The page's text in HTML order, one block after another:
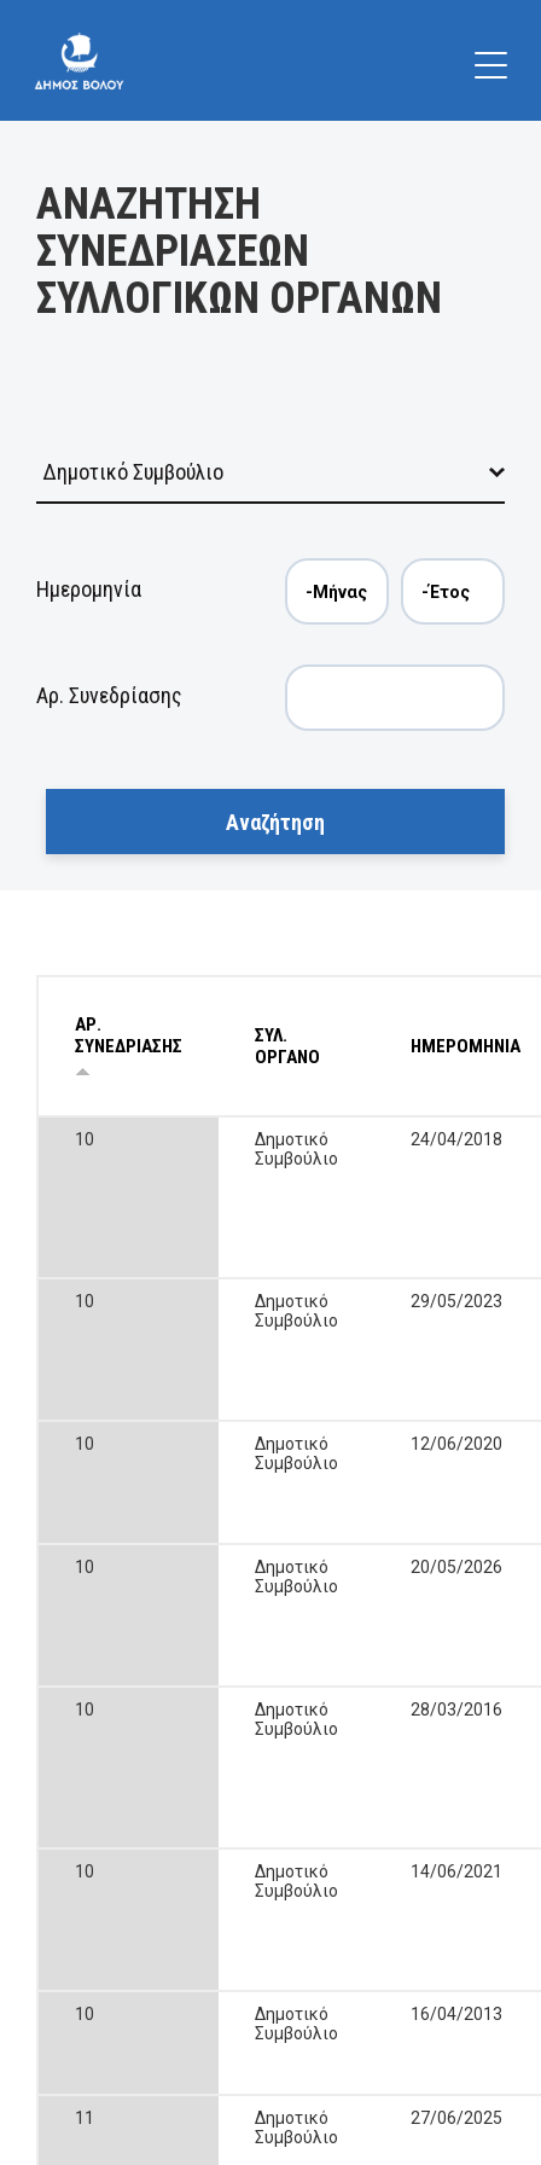
ΑΝΑΖΗΤΗΣΗ
ΣΥΝΕΔΡΙΑΣΕΩΝ
ΣΥΛΛΟΓΙΚΩΝ ΟΡΓΑΝΩΝ
Ημερομηνία
Αρ. Συνεδρίασης
ΑΡ.
ΣΥΝΕΔΡΙΑΣΗΣ
ΣΥΛ.
ΟΡΓΑΝΟ
ΗΜΕΡΟΜΗΝΙΑ
10
Δημοτικό
Συμβούλιο
24/04/2018
10
Δημοτικό
Συμβούλιο
29/05/2023
10
Δημοτικό
Συμβούλιο
12/06/2020
10
Δημοτικό
Συμβούλιο
20/05/2026
10
Δημοτικό
Συμβούλιο
28/03/2016
10
Δημοτικό
Συμβούλιο
14/06/2021
10
Δημοτικό
Συμβούλιο
16/04/2013
11
Δημοτικό
Συμβούλιο
27/06/2025